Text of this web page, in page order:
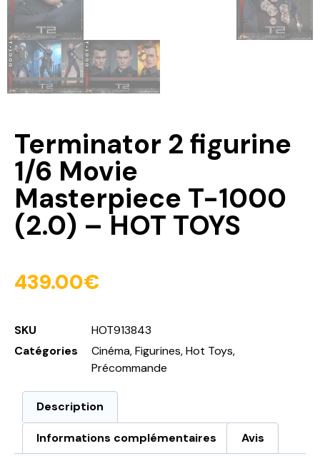
Terminator 2 figurine
1/6 Movie
Masterpiece T-1000
(2.0) – HOT TOYS
439.00€
SKU
HOT913843
Catégories
Cinéma,Figurines,Hot Toys,
Précommande
Description
Informations complémentaires Avis